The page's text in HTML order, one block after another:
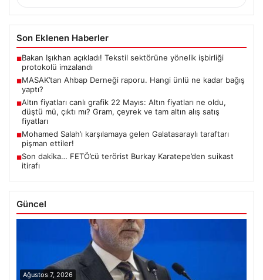
Son Eklenen Haberler
■Bakan Işıkhan açıkladı! Tekstil sektörüne yönelik işbirliği
protokolü imzalandı
■MASAK’tan Ahbap Derneği raporu. Hangi ünlü ne kadar bağış
yaptı?
■Altın fiyatları canlı grafik 22 Mayıs: Altın fiyatları ne oldu,
düştü mü, çıktı mı? Gram, çeyrek ve tam altın alış satış
fiyatları
■Mohamed Salah’ı karşılamaya gelen Galatasaraylı taraftarı
pişman ettiler!
■Son dakika… FETÖ’cü terörist Burkay Karatepe’den suikast
itirafı
Güncel
Ağustos 7, 2026